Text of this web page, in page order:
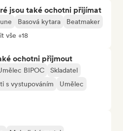
jsou také ochotni přijímat
Basová kytara
Beatmaker
vše +18
ochotni přijmout
BIPOC
Skladatel
s vystupováním
Umělec